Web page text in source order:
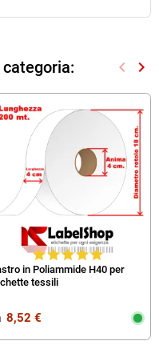
keyboard_arrow_left keyboard_arrow_right
in Poliammide H40 per
tessili
8,52 €